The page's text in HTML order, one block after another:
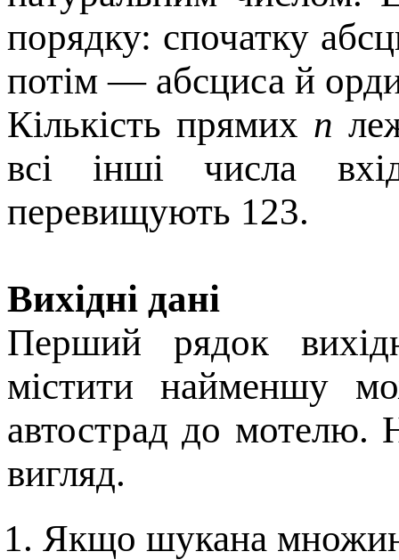
порядку: спочатку
потім — абсциса й
Кiлькiсть прямих n
всi iншi числа
перевищують 123.
Вихідні дані
Перший рядок
мiстити найменшу
автострад до мотелю.
вигляд.
Якщо шукана